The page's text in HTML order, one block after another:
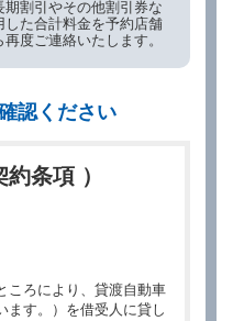
割引やその他割引券な
した合計料金を予約店舗
再度ご連絡いたします。
認ください
条項 ）
ころにより、貸渡自動車
ます。）を借受人に貸し